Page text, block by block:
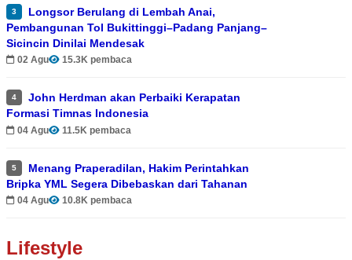
3
Longsor Berulang di Lembah Anai,
Pembangunan Tol Bukittinggi–Padang Panjang–
Sicincin Dinilai Mendesak
02 Agu 15.3K pembaca
4
John Herdman akan Perbaiki Kerapatan
Formasi Timnas Indonesia
04 Agu 11.5K pembaca
5
Menang Praperadilan, Hakim Perintahkan
Bripka YML Segera Dibebaskan dari Tahanan
04 Agu 10.8K pembaca
Lifestyle